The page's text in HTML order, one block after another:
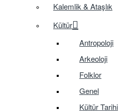
Kalemlik & Ataşlık
Kültür
Antropoloji
Arkeoloji
Folklor
Genel
Kültür Tarihi